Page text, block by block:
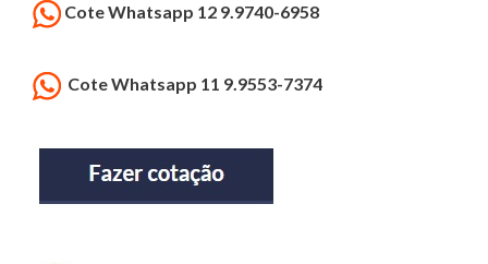
Cote Whatsapp 12 9.9740-6958
Cote Whatsapp 11 9.9553-7374